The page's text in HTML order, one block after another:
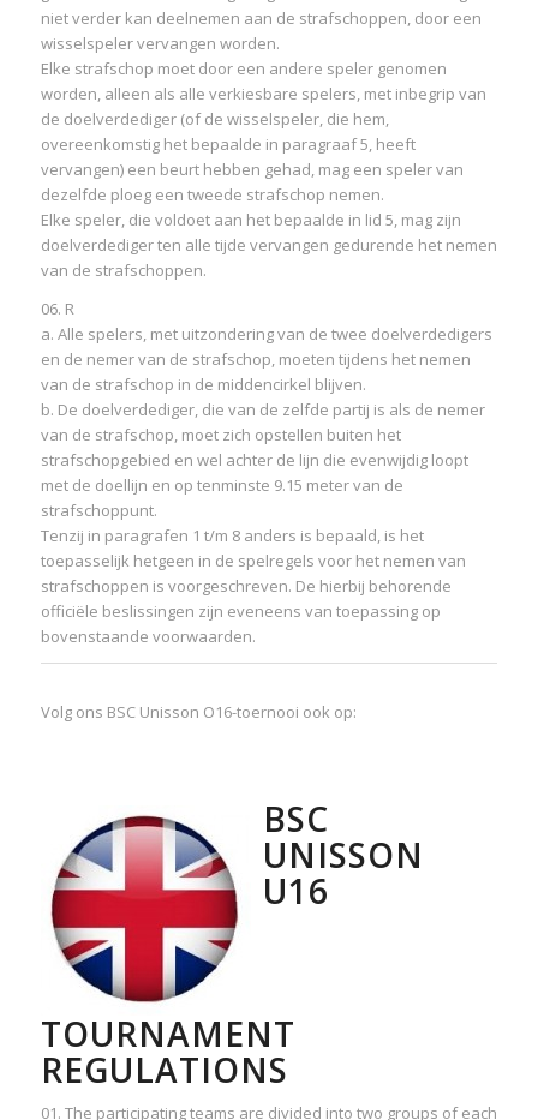
niet verder kan deelnemen aan de strafschoppen, door een
wisselspeler vervangen worden.
Elke strafschop moet door een andere speler genomen
worden, alleen als alle verkiesbare spelers, met inbegrip van
de doelverdediger (of de wisselspeler, die hem,
overeenkomstig het bepaalde in paragraaf 5, heeft
vervangen) een beurt hebben gehad, mag een speler van
dezelfde ploeg een tweede strafschop nemen.
Elke speler, die voldoet aan het bepaalde in lid 5, mag zijn
doelverdediger ten alle tijde vervangen gedurende het nemen
van de strafschoppen.
06. R
a. Alle spelers, met uitzondering van de twee doelverdedigers
en de nemer van de strafschop, moeten tijdens het nemen
van de strafschop in de middencirkel blijven.
b. De doelverdediger, die van de zelfde partij is als de nemer
van de strafschop, moet zich opstellen buiten het
strafschopgebied en wel achter de lijn die evenwijdig loopt
met de doellijn en op tenminste 9.15 meter van de
strafschoppunt.
Tenzij in paragrafen 1 t/m 8 anders is bepaald, is het
toepasselijk hetgeen in de spelregels voor het nemen van
strafschoppen is voorgeschreven. De hierbij behorende
officiële beslissingen zijn eveneens van toepassing op
bovenstaande voorwaarden.
Volg ons BSC Unisson O16-toernooi ook op:
BSC
UNISSON
U16
TOURNAMENT
REGULATIONS
01. The participating teams are divided into two groups of each